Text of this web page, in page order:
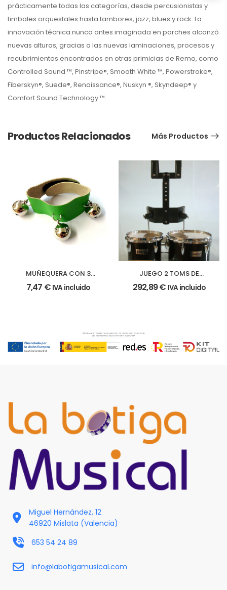
prácticamente todas las categorías, desde percusionistas y
timbales orquestales hasta tambores, jazz, blues y rock. La
innovación técnica nunca antes imaginada en parches alcanzó
nuevas alturas, gracias a las nuevas laminaciones, procesos y
recubrimientos encontrados en otras primicias de Remo, como
Controlled Sound ™, Pinstripe®, Smooth White ™, Powerstroke®,
Fiberskyn®, Suede®, Renaissance®, Nuskyn ®, Skyndeep® y
Comfort Sound Technology ™.
Productos Relacionados Más Productos
MUÑEQUERA CON 3
CASCABELES
7,47 € IVA incluido
JUEGO 2 TOMS DE
MARCHA
292,89€ IVA incluido
Miguel Hernández, 12
46920 Mislata (Valencia)
653 54 24 89
info@labotigamusical.com